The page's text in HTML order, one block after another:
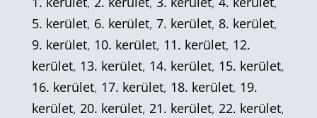
5. kerület, 6. kerület, 7. kerület, 8. kerület,
9. kerület, 10. kerület, 11. kerület, 12.
kerület, 13. kerület, 14. kerület, 15. kerület,
16. kerület, 17. kerület, 18. kerület, 19.
kerület, 20. kerület, 21. kerület, 22. kerület,